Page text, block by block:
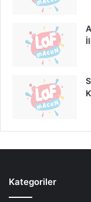
Kategoriler